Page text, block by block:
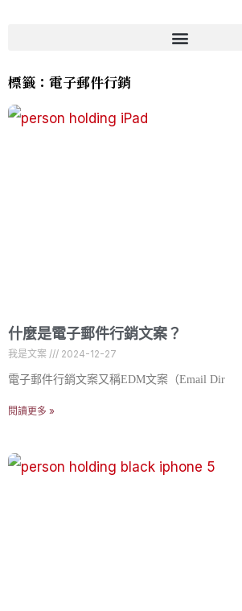
標籤：電子郵件行銷
什麼是電子郵件行銷文案？
我是文案 2024-12-27
電子郵件行銷文案又稱EDM文案（Email Dir
閱讀更多 »